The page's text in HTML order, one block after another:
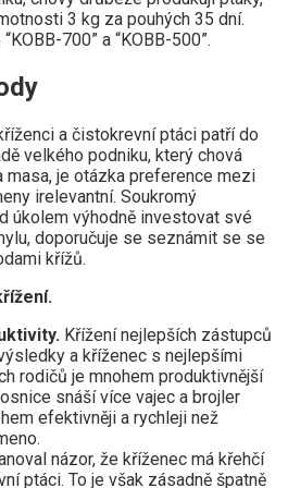
3 kg za pouhých 35 dní.
700” a “KOBB-500”.
a čistokrevní ptáci patří do
velkého podniku, který chová
masa, je otázka preference mezi
irelevantní. Soukromý
úkolem výhodně investovat své
doporučuje se seznámit se se
křížů.
Křížení nejlepších zástupců
a kříženec s nejlepšími
rodičů je mnohem produktivnější
snáší více vajec a brojler
efektivněji a rychleji než
názor, že kříženec má křehčí
ptáci. To je však zásadně špatně